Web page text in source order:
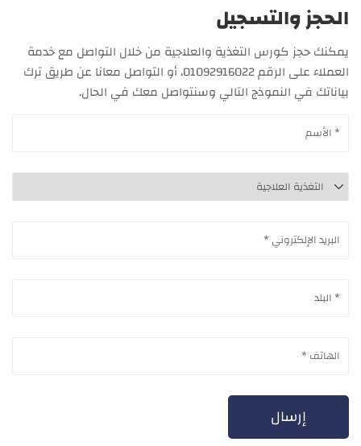
الحجز والتسجيل
يمكنك حجز كورس التغذية والعلاجية من خلال التواصل مع خدمة
العملاء على الرقم 01092916022، أو التواصل معانا عن طريق ترك
بياناتك في النموذج التالي وسنتواصل معك في الحال.